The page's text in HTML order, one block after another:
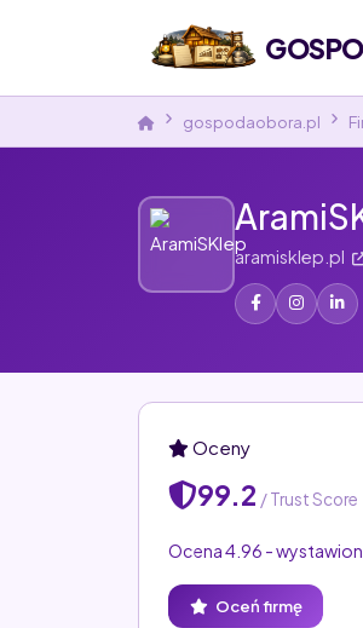
gospodaobora.pl
aramisklep.pl
Oceny
99.2 / Trust Score
Ocena 4.96 -
Oceń firmę